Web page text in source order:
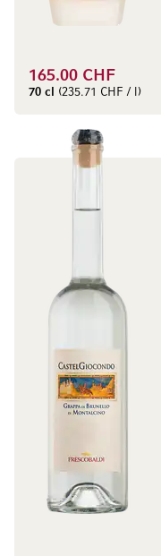
165.00 CHF
70 cl (235.71 CHF / l)